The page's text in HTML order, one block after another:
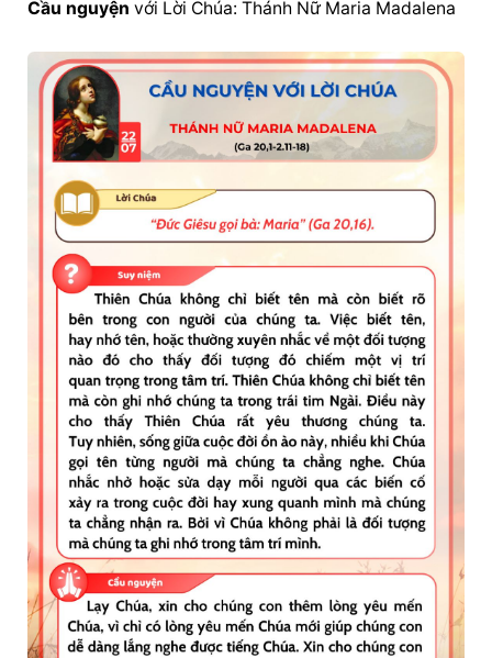
Cầu nguyện với Lời Chúa: Thánh Nữ Maria Madalena